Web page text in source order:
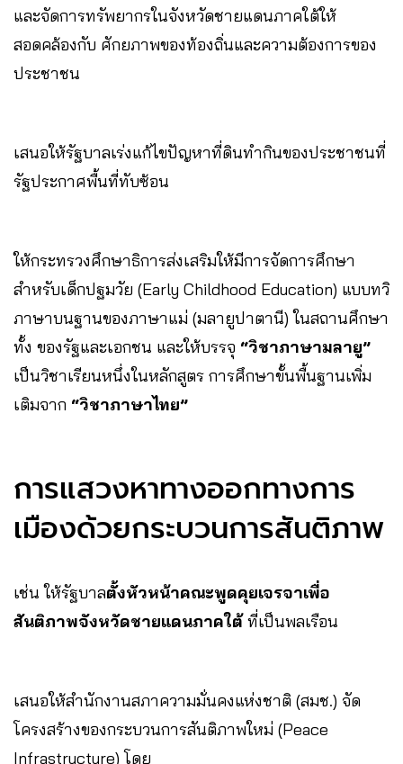
และจัดการทรัพยากรในจังหวัดชายแดนภาคใต้ให้
สอดคล้องกับ ศักยภาพของท้องถิ่นและความต้องการของ
ประชาชน
เสนอให้รัฐบาลเร่งแก้ไขปัญหาที่ดินทำกินของประชาชนที่
รัฐประกาศพื้นที่ทับซ้อน
ให้กระทรวงศึกษาธิการส่งเสริมให้มีการจัดการศึกษา
สำหรับเด็กปฐมวัย (Early Childhood Education) แบบทวิ
ภาษาบนฐานของภาษาแม่ (มลายูปาตานี) ในสถานศึกษา
ทั้ง ของรัฐและเอกชน และให้บรรจุ “วิชาภาษามลายู”
เป็นวิชาเรียนหนึ่งในหลักสูตร การศึกษาขั้นพื้นฐานเพิ่ม
เติมจาก “วิชาภาษาไทย”
การแสวงหาทางออกทางการ
เมืองด้วยกระบวนการสันติภาพ
เช่น ให้รัฐบาลตั้งหัวหน้าคณะพูดคุยเจรจาเพื่อ
สันติภาพจังหวัดชายแดนภาคใต้ที่เป็นพลเรือน
เสนอให้สำนักงานสภาความมั่นคงแห่งชาติ (สมช.) จัด
โครงสร้างของกระบวนการสันติภาพใหม่ (Peace
Infrastructure) โดย